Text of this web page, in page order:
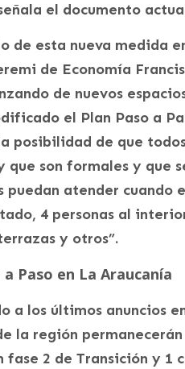
el documento
de esta nueva medida
de Economía
de nuevos
el Plan Paso a
posibilidad de que
que son formales y que
puedan atender cuando
4 personas al
y otros”.
a Paso en La Araucanía
a los últimos anuncios
la región
fase 2 de Transición y 1